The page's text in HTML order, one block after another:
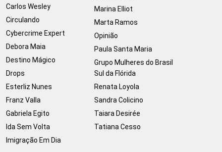
Carlos Wesley
Circulando
Cybercrime Expert
Debora Maia
Destino Mágico
Drops
Esterliz Nunes
Franz Valla
Gabriela Egito
Ida Sem Volta
Imigração Em Dia
Marina Elliot
Marta Ramos
Opinião
Paula Santa Maria
Grupo Mulheres do Brasil
Sul da Flórida
Renata Loyola
Sandra Colicino
Taiara Desirée
Tatiana Cesso